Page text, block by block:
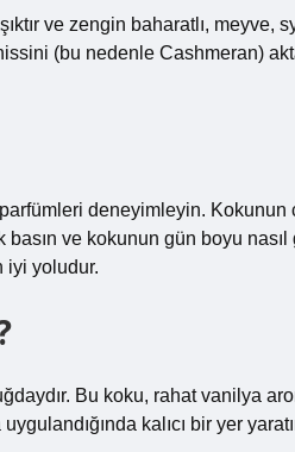
ve zengin baharatlı, meyve,
(bu nedenle Cashmeran)
deneyimleyin. Kokunun
ve kokunun gün boyu
iyi yoludur.
Bu koku, rahat vanilya
kalıcı bir yer